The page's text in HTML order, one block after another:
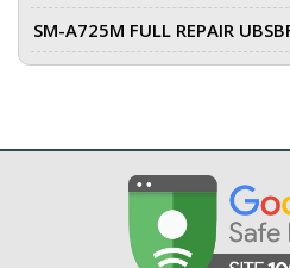
SM-A725M FULL REPAIR